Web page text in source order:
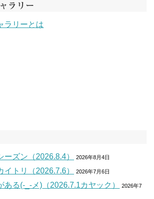
ラリー
ラリーとは
ーズン（2026.8.4） 2026年8月4日
イトリ（2026.7.6） 2026年7月6日
ある(-_-メ)（2026.7.1カヤック）
2026年7